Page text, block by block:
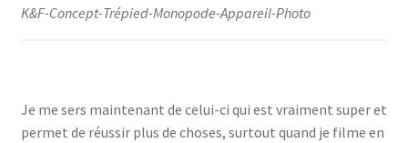
K&F-Concept-Trépied-Monopode-Appareil-Photo
Je me sers maintenant de celui-ci qui est vraiment super et
permet de réussir plus de choses, surtout quand je filme en